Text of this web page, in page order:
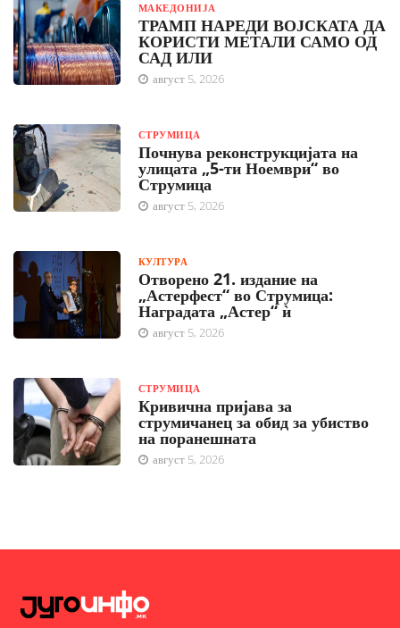
МАКЕДОНИЈА
ТРАМП НАРЕДИ ВОЈСКАТА ДА
КОРИСТИ МЕТАЛИ САМО ОД
САД ИЛИ
август 5, 2026
СТРУМИЦА
Почнува реконструкцијата на
улицата „5-ти Ноември“ во
Струмица
август 5, 2026
КУЛТУРА
Отворено 21. издание на
„Астерфест“ во Струмица:
Наградата „Астер“ ѝ
август 5, 2026
СТРУМИЦА
Кривична пријава за
струмичанец за обид за убиство
на поранешната
август 5, 2026